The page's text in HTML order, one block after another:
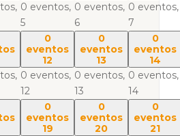
0 eventos,
5
0 eventos,
6
0 eventos,
7
0
eventos
12
0 eventos,
12
0
eventos
13
0 eventos,
13
0
eventos
14
0 eventos,
14
0
eventos
19
0
eventos
20
0
eventos
21